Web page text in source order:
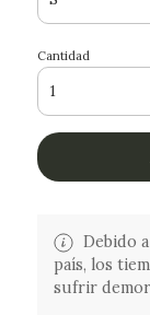
Cantidad
Debido
país, los
sufrir